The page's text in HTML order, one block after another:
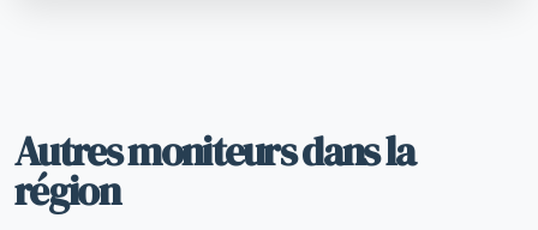
Autres moniteurs dans la
région